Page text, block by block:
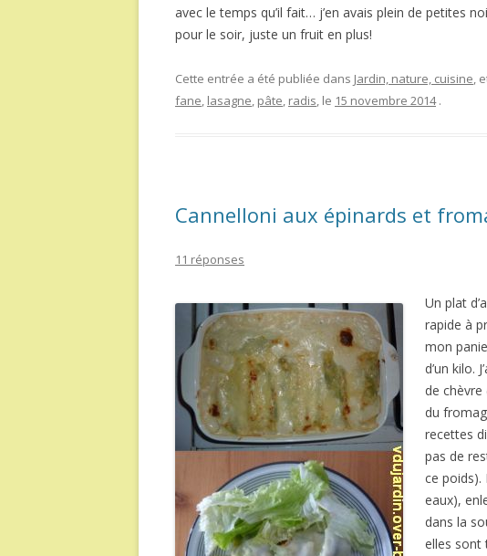
avec le temps qu’il fait… j’en avais plein de petites
pour le soir, juste un fruit en plus!
Cette entrée a été publiée dans Jardin, nature, cuisine,
fane, lasagne, pâte, radis, le 15 novembre 2014 .
Cannelloni aux épinards et
11 réponses
Un plat
rapide à
mon
d’un kilo.
de
du
recettes
pas de
ce poids).
eaux),
dans la
elles sont